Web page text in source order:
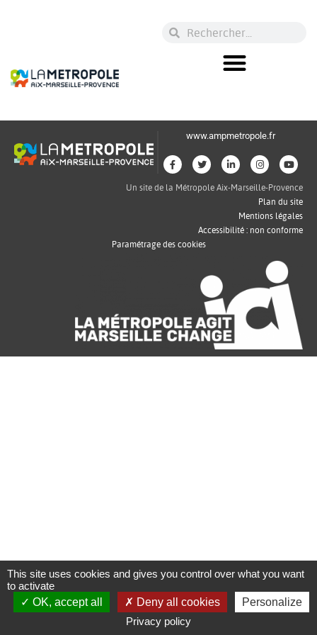
www.ampmetropole.fr
Un site de la Métropole Aix-Marseille-Provence
Plan du site
Mentions légales
Accessibilité : non conforme
Paramétrage des cookies
This site uses cookies and gives you control over what you want
to activate
OK, accept all
Deny all cookies
Personalize
Privacy policy